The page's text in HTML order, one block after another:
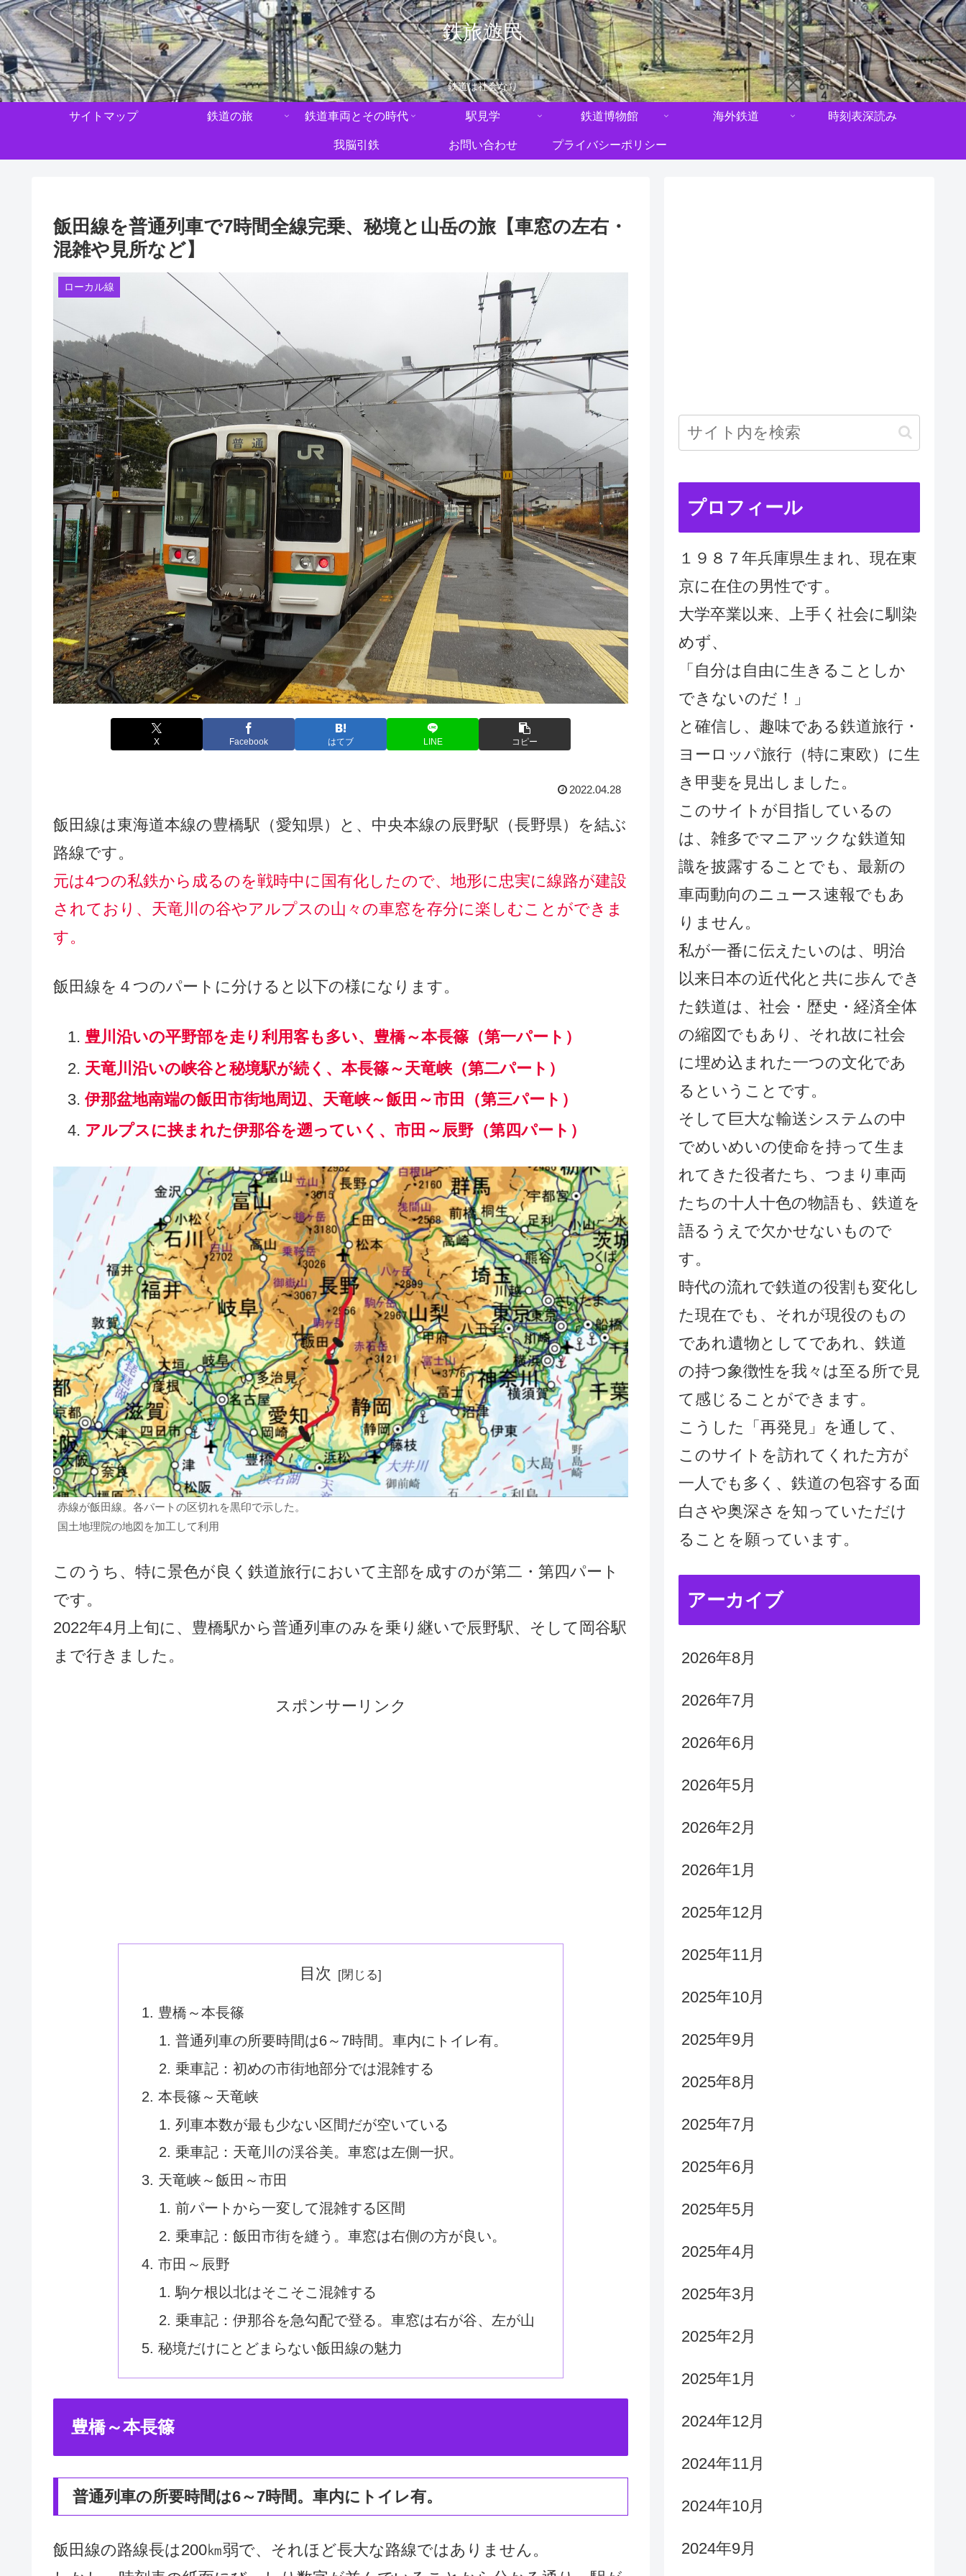
鉄旅遊民
鉄道は社会なり
サイトマップ 鉄道の旅 鉄道車両とその時代 駅見学 鉄道博物館 海外鉄道 時刻表深読み
我脳引鉄 お問い合わせ プライバシーポリシー
飯田線を普通列車で7時間全線完乗、秘境と山岳の旅【車窓の左右・
混雑や見所など】
ローカル線
X Facebook はてブ LINE コピー
2022.04.28
飯田線は東海道本線の豊橋駅（愛知県）と、中央本線の辰野駅（長野県）を結ぶ
路線です。
元は4つの私鉄から成るのを戦時中に国有化したので、地形に忠実に線路が建設
されており、天竜川の谷やアルプスの山々の車窓を存分に楽しむことができま
す。
飯田線を４つのパートに分けると以下の様になります。
豊川沿いの平野部を走り利用客も多い、豊橋～本長篠（第一パート）
天竜川沿いの峡谷と秘境駅が続く、本長篠～天竜峡（第二パート）
伊那盆地南端の飯田市街地周辺、天竜峡～飯田～市田（第三パート）
アルプスに挟まれた伊那谷を遡っていく、市田～辰野（第四パート）
赤線が飯田線。各パートの区切れを黒印で示した。
国土地理院の地図を加工して利用
このうち、特に景色が良く鉄道旅行において主部を成すのが第二・第四パート
です。
2022年4月上旬に、豊橋駅から普通列車のみを乗り継いで辰野駅、そして岡谷駅
まで行きました。
スポンサーリンク
目次
豊橋～本長篠
普通列車の所要時間は6～7時間。車内にトイレ有。
乗車記：初めの市街地部分では混雑する
本長篠～天竜峡
列車本数が最も少ない区間だが空いている
乗車記：天竜川の渓谷美。車窓は左側一択。
天竜峡～飯田～市田
前パートから一変して混雑する区間
乗車記：飯田市街を縫う。車窓は右側の方が良い。
市田～辰野
駒ケ根以北はそこそこ混雑する
乗車記：伊那谷を急勾配で登る。車窓は右が谷、左が山
秘境だけにとどまらない飯田線の魅力
豊橋～本長篠
普通列車の所要時間は6～7時間。車内にトイレ有。
飯田線の路線長は200㎞弱で、それほど長大な路線ではありません。
プロフィール
１９８７年兵庫県生まれ、現在東
京に在住の男性です。
大学卒業以来、上手く社会に馴染
めず、
「自分は自由に生きることしか
できないのだ！」
と確信し、趣味である鉄道旅行・
ヨーロッパ旅行（特に東欧）に生
き甲斐を見出しました。
このサイトが目指しているの
は、雑多でマニアックな鉄道知
識を披露することでも、最新の
車両動向のニュース速報でもあ
りません。
私が一番に伝えたいのは、明治
以来日本の近代化と共に歩んでき
た鉄道は、社会・歴史・経済全体
の縮図でもあり、それ故に社会
に埋め込まれた一つの文化であ
るということです。
そして巨大な輸送システムの中
でめいめいの使命を持って生ま
れてきた役者たち、つまり車両
たちの十人十色の物語も、鉄道を
語るうえで欠かせないもので
す。
時代の流れで鉄道の役割も変化し
た現在でも、それが現役のもの
であれ遺物としてであれ、鉄道
の持つ象徴性を我々は至る所で見
て感じることができます。
こうした「再発見」を通して、
このサイトを訪れてくれた方が
一人でも多く、鉄道の包容する面
白さや奥深さを知っていただけ
ることを願っています。
アーカイブ
2026年8月
2026年7月
2026年6月
2026年5月
2026年2月
2026年1月
2025年12月
2025年11月
2025年10月
2025年9月
2025年8月
2025年7月
2025年6月
2025年5月
2025年4月
2025年3月
2025年2月
2025年1月
2024年12月
2024年11月
2024年10月
2024年9月